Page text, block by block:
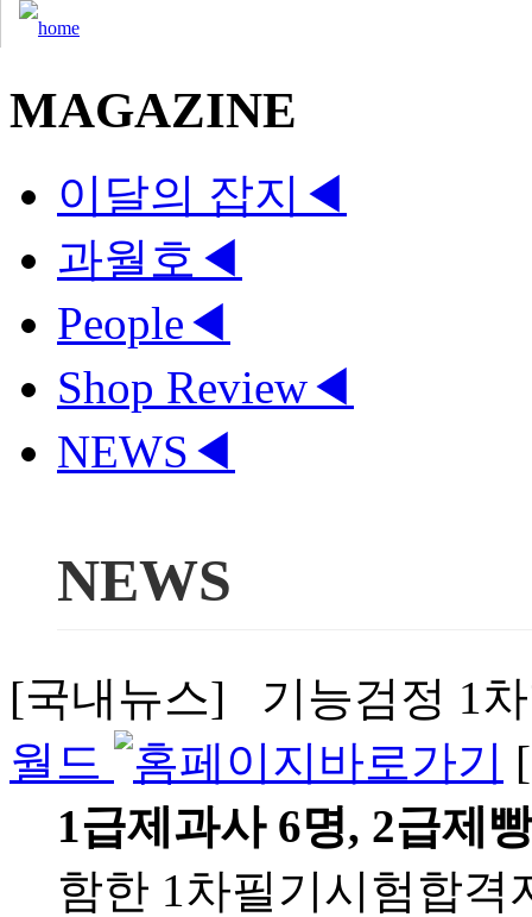
MAGAZINE
이달의 잡지 ◀
과월호 ◀
People◀
Shop Review◀
NEWS ◀
NEWS
[국내뉴스] 기능검정 1
월드
1급제과사 6명, 2급제
함한 1차필기시험합격